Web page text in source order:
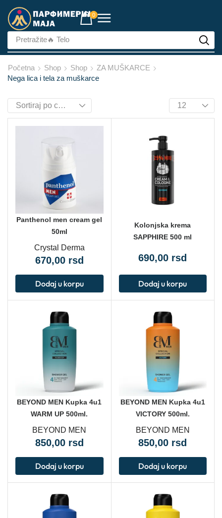
0
Pretražite🔥 Telo
Početna Shop Shop
ZA MUŠKARCE
Nega lica i tela za muškarce
Panthenol men cream gel
50ml
Crystal Derma
670,00 rsd
Dodaj u korpu
Kolonjska krema
SAPPHIRE 500 ml
690,00 rsd
Dodaj u korpu
BEYOND MEN Kupka 4u1
WARM UP 500ml.
BEYOND MEN
850,00 rsd
Dodaj u korpu
BEYOND MEN Kupka 4u1
VICTORY 500ml.
BEYOND MEN
850,00 rsd
Dodaj u korpu